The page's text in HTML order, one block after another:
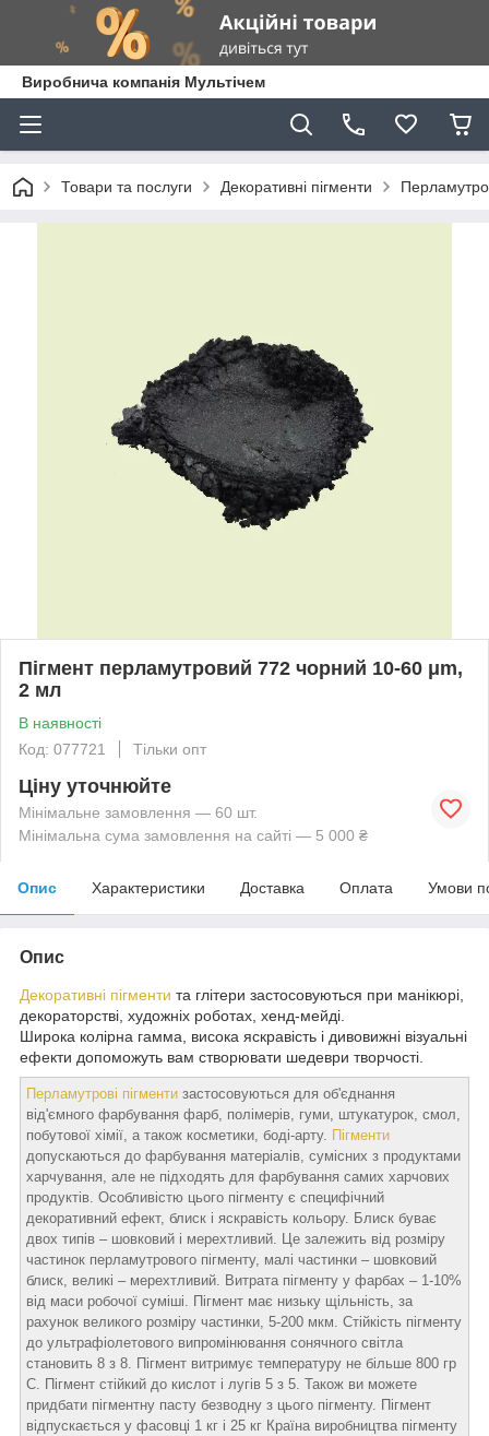
Виробнича компанія Мультічем
Товари та послуги Декоративні пігменти
Пігмент перламутровий 772 чорний 10-60 μm,
2 мл
В наявності
Код: 077721
Тільки опт
Ціну уточнюйте
Мінімальне замовлення — 60 шт.
Мінімальна сума замовлення на сайті — 5 000 ₴
Опис Характеристики Доставка Оплата Умови
Опис
Декоративні пігменти та глітери застосовуються при манікюрі,
декораторстві, художніх роботах, хенд-мейді.
Широка колірна гамма, висока яскравість і дивовижні візуальні
ефекти допоможуть вам створювати шедеври творчості.
Перламутрові пігменти застосовуються для об'єднання
від'ємного фарбування фарб, полімерів, гуми, штукатурок, смол,
побутової хімії, а також косметики, боді-арту. Пігменти
допускаються до фарбування матеріалів, сумісних з продуктами
харчування, але не підходять для фарбування самих харчових
продуктів. Особливістю цього пігменту є специфічний
декоративний ефект, блиск і яскравість кольору. Блиск буває
двох типів – шовковий і мерехтливий. Це залежить від розміру
частинок перламутрового пігменту, малі частинки – шовковий
блиск, великі – мерехтливий. Витрата пігменту у фарбах – 1-10%
від маси робочої суміші. Пігмент має низьку щільність, за
рахунок великого розміру частинки, 5-200 мкм. Стійкість пігменту
до ультрафіолетового випромінювання сонячного світла
становить 8 з 8. Пігмент витримує температуру не більше 800 гр
С. Пігмент стійкий до кислот і лугів 5 з 5. Також ви можете
придбати пігментну пасту безводну з цього пігменту. Пігмент
відпускається у фасовці 1 кг і 25 кг Країна виробництва пігменту